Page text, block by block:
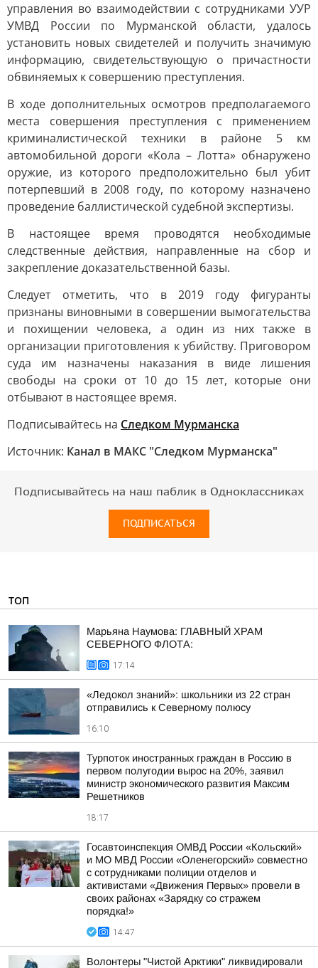
управления во взаимодействии с сотрудниками УУР
УМВД России по Мурманской области, удалось
установить новых свидетелей и получить значимую
информацию, свидетельствующую о причастности
обвиняемых к совершению преступления.
В ходе дополнительных осмотров предполагаемого
места совершения преступления с применением
криминалистической техники в районе 5 км
автомобильной дороги «Кола – Лотта» обнаружено
оружие, из которого предположительно был убит
потерпевший в 2008 году, по которому назначено
проведение баллистической судебной экспертизы.
В настоящее время проводятся необходимые
следственные действия, направленные на сбор и
закрепление доказательственной базы.
Следует отметить, что в 2019 году фигуранты
признаны виновными в совершении вымогательства
и похищении человека, а один из них также в
организации приготовления к убийству. Приговором
суда им назначены наказания в виде лишения
свободы на сроки от 10 до 15 лет, которые они
отбывают в настоящее время.
Подписывайтесь на Следком Мурманска
Источник: Канал в МАКС "Следком Мурманска"
Подписывайтесь на наш паблик в Одноклассниках
ПОДПИСАТЬСЯ
ТОП
Марьяна Наумова: ГЛАВНЫЙ ХРАМ
СЕВЕРНОГО ФЛОТА:
17:14
«Ледокол знаний»: школьники из 22 стран
отправились к Северному полюсу
16:10
Турпоток иностранных граждан в Россию в
первом полугодии вырос на 20%, заявил
министр экономического развития Максим
Решетников
18:17
Госавтоинспекция ОМВД России «Кольский»
и МО МВД России «Оленегорский» совместно
с сотрудниками полиции отделов и
активистами «Движения Первых» провели в
своих районах «Зарядку со стражем
порядка!»
14:47
Волонтеры "Чистой Арктики" ликвидировали